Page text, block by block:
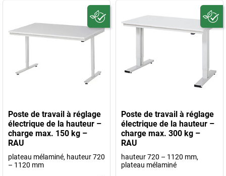
Poste de travail à réglage
électrique de la hauteur –
charge max. 150 kg –
RAU
plateau mélaminé, hauteur 720
– 1120 mm
Poste de travail à réglage
électrique de la hauteur –
charge max. 300 kg –
RAU
hauteur 720 – 1120 mm,
plateau mélaminé